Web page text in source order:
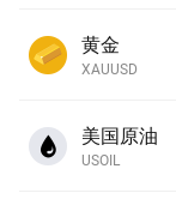
黄金
XAUUSD
美国原油
USOIL